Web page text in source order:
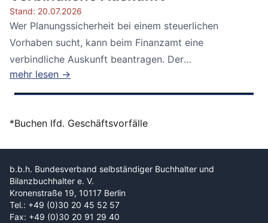
Stand: 20.07.2026
Wer Planungssicherheit bei einem steuerlichen
Vorhaben sucht, kann beim Finanzamt eine
verbindliche Auskunft beantragen. Der
Bundesfinanzhof...
mehr lesen →
*Buchen lfd. Geschäftsvorfälle
b.b.h. Bundesverband selbständiger Buchhalter und
Bilanzbuchhalter e. V.
Kronenstraße 19, 10117 Berlin
Tel.: +49 (0)30 20 45 52 57
Fax: +49 (0)30 20 91 29 40